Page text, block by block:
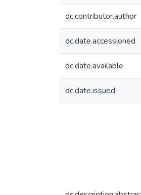
dc.contributor.author
dc.date.accessioned
dc.date.available
dc.date.issued